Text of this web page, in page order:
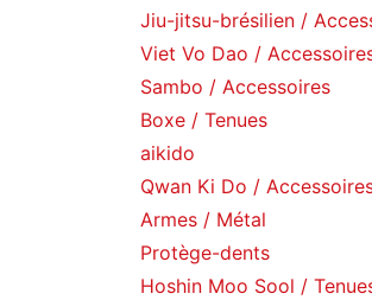
Jiu-jitsu-brésilien /
Viet Vo Dao /
Sambo / Accessoires
Boxe / Tenues
aikido
Qwan Ki Do /
Armes / Métal
Protège-dents
Hoshin Moo Sool /